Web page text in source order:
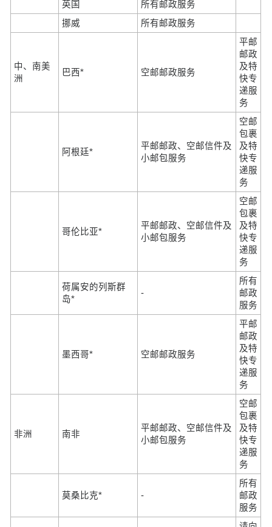
英国
所有邮政服务
挪威
所有邮政服务
中、南美
洲
巴西* 空邮邮政服务
平邮
邮政
及特
快专
递服
务
阿根廷*
平邮邮政、空邮信件及
小邮包服务
空邮
包裹
及特
快专
递服
务
哥伦比亚*
平邮邮政、空邮信件及
小邮包服务
空邮
包裹
及特
快专
递服
务
荷属安的列斯群
岛*
-
所有
邮政
服务
墨西哥* 空邮邮政服务
平邮
邮政
及特
快专
递服
务
非洲 南非
平邮邮政、空邮信件及
小邮包服务
空邮
包裹
及特
快专
递服
务
莫桑比克* -
所有
邮政
服务